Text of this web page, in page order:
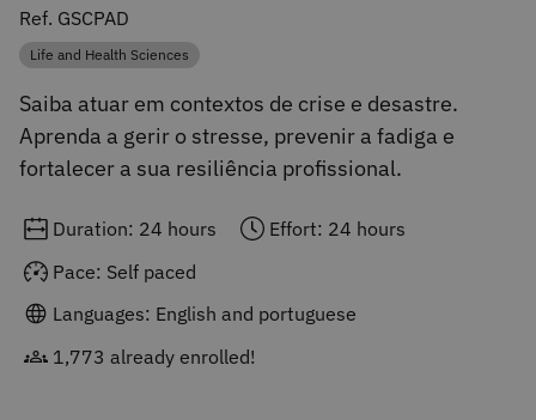
Ref. GSCPAD
Category
Life and Health Sciences
Saiba atuar em contextos de crise e desastre.
Aprenda a gerir o stresse, prevenir a fadiga e
fortalecer a sua resiliência profissional.
Duration: 24 hours
Effort: 24 hours
Pace: Self paced
Languages: English and portuguese
1,773 already enrolled!